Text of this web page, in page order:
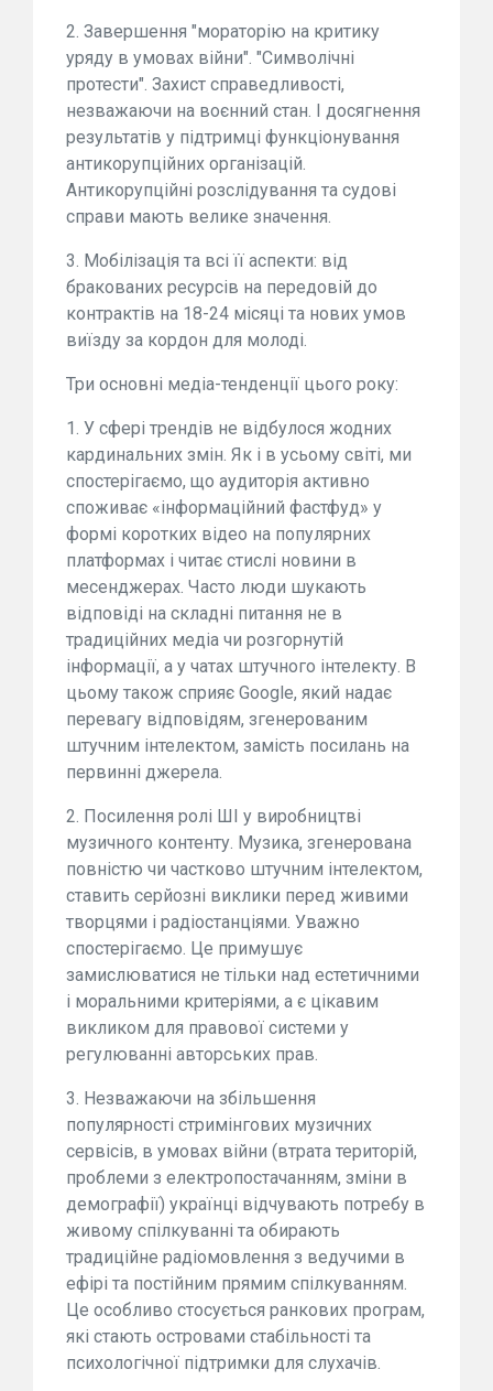
2. Завершення "мораторію на критику
уряду в умовах війни". "Символічні
протести". Захист справедливості,
незважаючи на воєнний стан. І досягнення
результатів у підтримці функціонування
антикорупційних організацій.
Антикорупційні розслідування та судові
справи мають велике значення.
3. Мобілізація та всі її аспекти: від
бракованих ресурсів на передовій до
контрактів на 18-24 місяці та нових умов
виїзду за кордон для молоді.
Три основні медіа-тенденції цього року:
1. У сфері трендів не відбулося жодних
кардинальних змін. Як і в усьому світі, ми
спостерігаємо, що аудиторія активно
споживає «інформаційний фастфуд» у
формі коротких відео на популярних
платформах і читає стислі новини в
месенджерах. Часто люди шукають
відповіді на складні питання не в
традиційних медіа чи розгорнутій
інформації, а у чатах штучного інтелекту. В
цьому також сприяє Google, який надає
перевагу відповідям, згенерованим
штучним інтелектом, замість посилань на
первинні джерела.
2. Посилення ролі ШІ у виробництві
музичного контенту. Музика, згенерована
повністю чи частково штучним інтелектом,
ставить серйозні виклики перед живими
творцями і радіостанціями. Уважно
спостерігаємо. Це примушує
замислюватися не тільки над естетичними
і моральними критеріями, а є цікавим
викликом для правової системи у
регулюванні авторських прав.
3. Незважаючи на збільшення
популярності стримінгових музичних
сервісів, в умовах війни (втрата територій,
проблеми з електропостачанням, зміни в
демографії) українці відчувають потребу в
живому спілкуванні та обирають
традиційне радіомовлення з ведучими в
ефірі та постійним прямим спілкуванням.
Це особливо стосується ранкових програм,
які стають островами стабільності та
психологічної підтримки для слухачів.